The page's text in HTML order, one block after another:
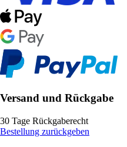
Versand und Rückgabe
30 Tage Rückgaberecht
Bestellung zurückgeben